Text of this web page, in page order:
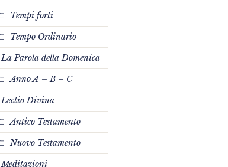
Tempi forti
Tempo Ordinario
La Parola della Domenica
Anno A – B – C
Lectio Divina
Antico Testamento
Nuovo Testamento
Meditazioni